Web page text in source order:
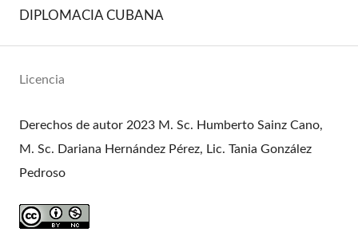
DIPLOMACIA CUBANA
Licencia
Derechos de autor 2023 M. Sc. Humberto Sainz Cano,
M. Sc. Dariana Hernández Pérez, Lic. Tania González
Pedroso